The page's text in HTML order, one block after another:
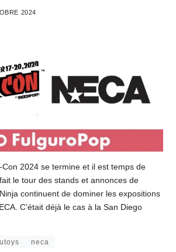
2024
Con 2024 se termine et il est temps de
le tour des stands et annonces de
continuent de dominer les expositions
C’était déjà le cas à la San Diego
neca